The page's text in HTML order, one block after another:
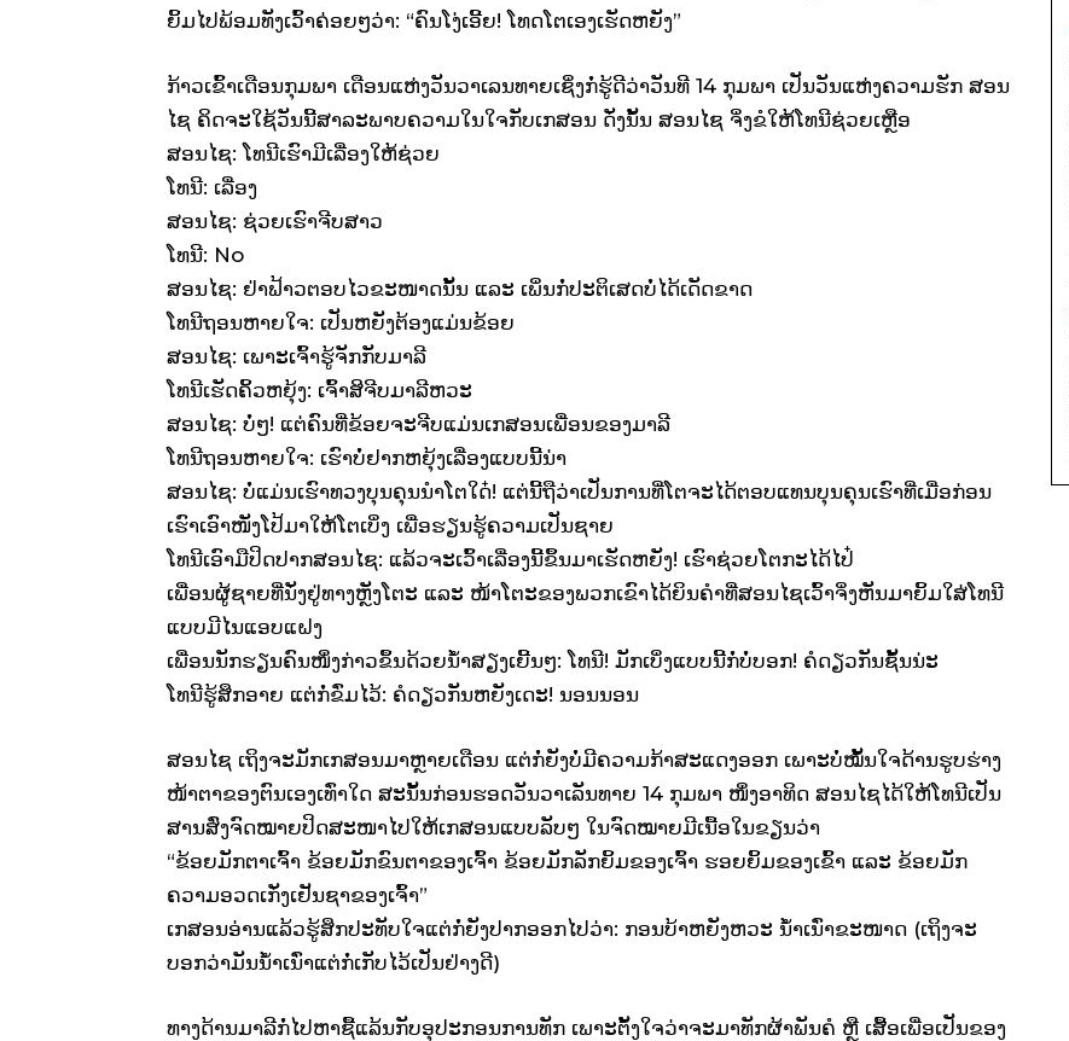
ຍິ້ມໄປພ້ອມທັງເວົ້າຄ່ອຍໆວ່າ: “ຄົນໂງ່ເອີ້ຍ! ໂທດໂຕເອງເຮັດຫຍັງ”
ກ້າວເຂົ້າເດືອນກຸມພາ ເດືອນແຫ່ງວັນວາເລນທາຍເຊິ່ງກໍ່ຮູ້ດີວ່າວັນທີ 14 ກຸມພາ ເປັນວັນແຫ່ງຄວາມຮັກ ສອນ
ໄຊ ຄິດຈະໃຊ້ວັນນີ້ສາລະພາບຄວາມໃນໃຈກັບເກສອນ ດັ່ງນັ້ນ ສອນໄຊ ຈິ່ງຂໍໃຫ້ໂທນີຊ່ວຍເຫຼືອ
ສອນໄຊ: ໂທນີເຮົາມີເລື່ອງໃຫ້ຊ່ວຍ
ໂທນີ: ເລື່ອງ
ສອນໄຊ: ຊ່ວຍເຮົາຈີບສາວ
ໂທນີ: No
ສອນໄຊ: ຢ່າຟ້າວຕອບໄວຂະໜາດນັ້ນ ແລະ ເພິ່ນກໍ່ປະຕິເສດບໍ່ໄດ້ເດັດຂາດ
ໂທນີຖອນຫາຍໃຈ: ເປັນຫຍັງຕ້ອງແມ່ນຂ້ອຍ
ສອນໄຊ: ເພາະເຈົ້າຮູ້ຈັກກັບມາລີ
ໂທນີເຮັດຄິ້ວຫຍຸ້ງ: ເຈົ້າສິຈີບມາລີຫວະ
ສອນໄຊ: ບໍ່ໆ! ແຕ່ຄົນທີ່ຂ້ອຍຈະຈີບແມ່ນເກສອນເພື່ອນຂອງມາລີ
ໂທນີຖອນຫາຍໃຈ: ເຮົາບໍ່ຢາກຫຍຸ້ງເລື່ອງແບບນີ້ນ່າ
ສອນໄຊ: ບໍ່ແມ່ນເຮົາທວງບຸນຄຸນນຳໂຕໃດ໋! ແຕ່ນີ້ຖືວ່າເປັນການທີ່ໂຕຈະໄດ້ຕອບແທນບຸນຄຸນເຮົາທີ່ເມື່ອກ່ອນ
ເຮົາເອົາໜັງໂປ້ມາໃຫ້ໂຕເບິ່ງ ເພື່ອຮຽນຮູ້ຄວາມເປັນຊາຍ
ໂທນີເອົາມືປິດປາກສອນໄຊ: ແລ້ວຈະເວົ້າເລື່ອງນີ້ຂຶ້ນມາເຮັດຫຍັງ! ເຮົາຊ່ວຍໂຕກະໄດ້ໄປ໋
ເພື່ອນຜູ້ຊາຍທີ່ນັ່ງຢູ່ທາງຫຼັງໂຕະ ແລະ ໜ້າໂຕະຂອງພວກເຂົາໄດ້ຍິນຄຳທີ່ສອນໄຊເວົ້າຈິ່ງຫັນມາຍິ້ມໃສ່ໂທນີ
ແບບມີໄນແອບແຝງ
ເພື່ອນນັກຮຽນຄົນໜຶ່ງກ່າວຂຶ້ນດ້ວຍນ້ຳສຽງເຍີ້ນໆ: ໂທນີ! ມັກເບິ່ງແບບນີ້ກໍ່ບໍ່ບອກ! ຄໍດຽວກັນຊັ້ນນ່ະ
ໂທນີຮູ້ສຶກອາຍ ແຕ່ກໍ່ຂົ່ມໄວ້: ຄໍດຽວກັນຫຍັງເດະ! ນອນນອນ
ສອນໄຊ ເຖິງຈະມັກເກສອນມາຫຼາຍເດືອນ ແຕ່ກໍ່ຍັງບໍ່ມີຄວາມກ້າສະແດງອອກ ເພາະບໍ່ໝັ້ນໃຈດ້ານຮູບຮ່າງ
ໜ້າຕາຂອງຕົນເອງເທົ່າໃດ ສະນັ້ນກ່ອນຮອດວັນວາເລັນທາຍ 14 ກຸມພາ ໜຶ່ງອາທິດ ສອນໄຊໄດ້ໃຫ້ໂທນີເປັນ
ສານສົ່ງຈົດໝາຍປິດສະໜາໄປໃຫ້ເກສອນແບບລັບໆ ໃນຈົດໝາຍມີເນື້ອໃນຂຽນວ່າ
“ຂ້ອຍມັກຕາເຈົ້າ ຂ້ອຍມັກຂົນຕາຂອງເຈົ້າ ຂ້ອຍມັກລັກຍິ້ມຂອງເຈົ້າ ຮອຍຍິ້ມຂອງເຂົ້າ ແລະ ຂ້ອຍມັກ
ຄວາມອວດເກັ່ງເຢັນຊາຂອງເຈົ້າ”
ເກສອນອ່ານແລ້ວຮູ້ສຶກປະທັບໃຈແຕ່ກໍ່ຍັງປາກອອກໄປວ່າ: ກອນບ້າຫຍັງຫວະ ນ້ຳເນົ່າຂະໜາດ (ເຖິງຈະ
ບອກວ່າມັນນ້ຳເນົ່າແຕ່ກໍ່ເກັບໄວ້ເປັນຢ່າງດີ)
ທາງດ້ານມາລີກໍ່ໄປຫາຊື້ແລ້ນກັບອຸປະກອນການທັກ ເພາະຕັ້ງໃຈວ່າຈະມາທັກຜ້າພັນຄໍ ຫຼື ເສື້ອເພື່ອເປັນຂອງ